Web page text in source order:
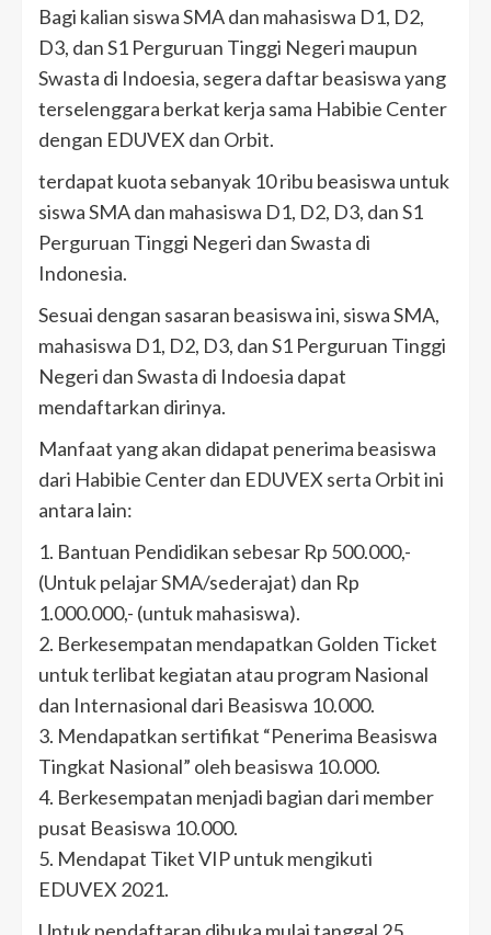
Bagi kalian siswa SMA dan mahasiswa D1, D2,
D3, dan S1 Perguruan Tinggi Negeri maupun
Swasta di Indoesia, segera daftar beasiswa yang
terselenggara berkat kerja sama Habibie Center
dengan EDUVEX dan Orbit.
terdapat kuota sebanyak 10 ribu beasiswa untuk
siswa SMA dan mahasiswa D1, D2, D3, dan S1
Perguruan Tinggi Negeri dan Swasta di
Indonesia.
Sesuai dengan sasaran beasiswa ini, siswa SMA,
mahasiswa D1, D2, D3, dan S1 Perguruan Tinggi
Negeri dan Swasta di Indoesia dapat
mendaftarkan dirinya.
Manfaat yang akan didapat penerima beasiswa
dari Habibie Center dan EDUVEX serta Orbit ini
antara lain:
1. Bantuan Pendidikan sebesar Rp 500.000,-
(Untuk pelajar SMA/sederajat) dan Rp
1.000.000,- (untuk mahasiswa).
2. Berkesempatan mendapatkan Golden Ticket
untuk terlibat kegiatan atau program Nasional
dan Internasional dari Beasiswa 10.000.
3. Mendapatkan sertifikat “Penerima Beasiswa
Tingkat Nasional” oleh beasiswa 10.000.
4. Berkesempatan menjadi bagian dari member
pusat Beasiswa 10.000.
5. Mendapat Tiket VIP untuk mengikuti
EDUVEX 2021.